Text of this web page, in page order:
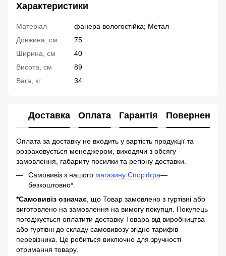
Характеристики
Матеріал
фанера вологостійка; Метал
Довжина, см
75
Ширина, см
40
Висота, см
89
Вага, кг
34
Доставка Оплата Гарантія Повернення
Оплата за доставку не входить у вартість продукції та
розраховується менеджером, виходячи з обсягу
замовлення, габариту посилки та регіону доставки.
Самовивіз з нашого магазину СпортІгра—
безкоштовно*.
*Самовивіз означає , що Товар замовлено з гуртівні або
виготовлено на замовлення на вимогу покупця. Покупець
погоджується оплатити доставку Товара від виробництва
або гуртівні до складу самовивозу згідно тарифів
перевізника. Це робиться виключно для зручності
отримання товару.